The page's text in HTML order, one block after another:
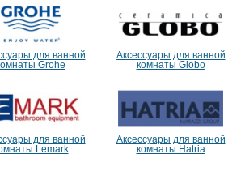
для ванной
Grohe
Аксессуары для ванной
комнаты Globo
для ванной
Lemark
Аксессуары для ванной
комнаты Hatria